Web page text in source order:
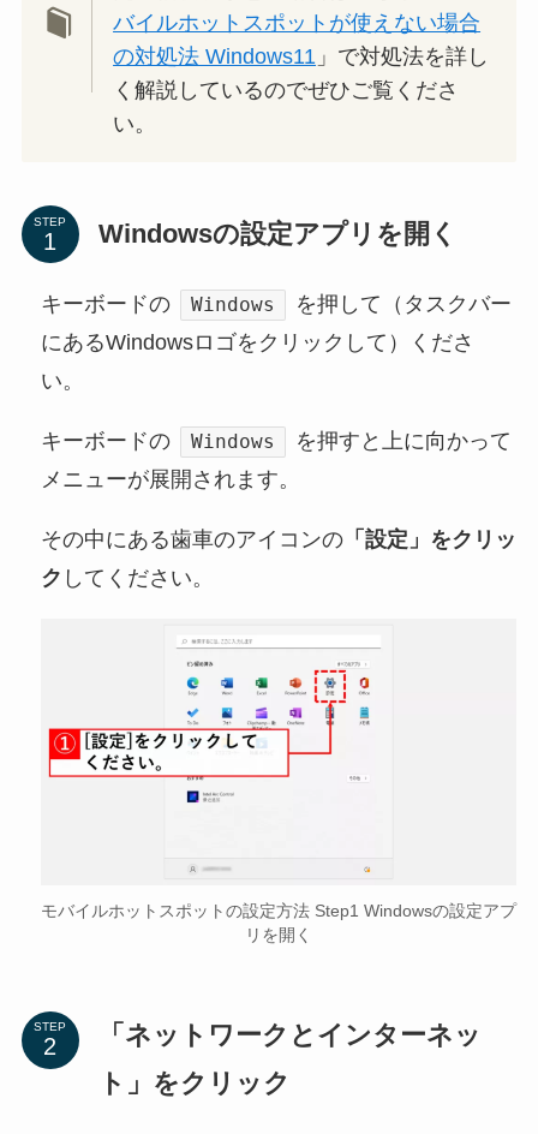
バイルホットスポットが使えない場合
の対処法 Windows11 」で対処法を詳し
く解説しているのでぜひご覧くださ
い。
STEP Windowsの設定アプリを開く
キーボードの Windows
を押して（タスクバー
にあるWindowsロゴをクリックして）くださ
い。
キーボードの Windows
を押すと上に向かって
メニューが展開されます。
その中にある歯車のアイコンの「設定」をクリッ
ク してください。
モバイルホットスポットの設定方法 Step1 Windowsの設定アプ
リを開く
STEP
「ネットワークとインターネッ
ト」をクリック